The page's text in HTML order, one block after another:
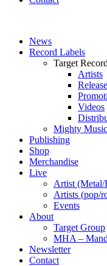
News
Record Labels
Target
Artists
Videos
Mighty Music
Publishing
Shop
Merchandise
Live
Artist (Metal/
Artists (pop/
Events
About
Target Group
MHA –
Newsletter
Contact